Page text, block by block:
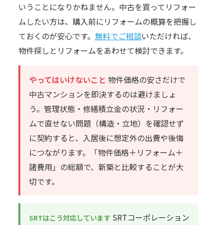
いうことになりかねません。中古を買ってリフォー
ムしたい方は、購入前にリフォームの概算を把握し
ておくのが安心です。 無料でご相談いただければ、
物件探しとリフォームをあわせて検討できます。
やってはいけないこと 物件価格の安さだけで
中古マンションを即決するのは避けましょ
う。管理状態・修繕積立金の状況・リフォー
ムで直せない問題（構造・立地）を確認せず
に契約すると、入居後に想定外の出費や後悔
につながります。「物件価格＋リフォーム＋
諸費用」の総額で、新築と比較することが大
切です。
SRTはこう対応しています SRTコーポレーション